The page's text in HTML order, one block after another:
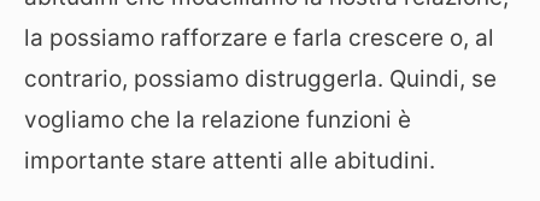
la possiamo rafforzare e farla crescere o, al
contrario, possiamo distruggerla. Quindi, se
vogliamo che la relazione funzioni è
importante stare attenti alle abitudini.